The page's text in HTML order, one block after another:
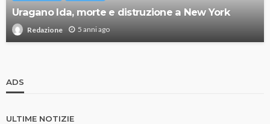
Uragano Ida, morte e distruzione a New York
Redazione 5 anni ago
ADS
ULTIME NOTIZIE